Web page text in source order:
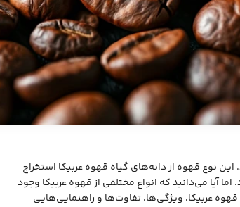
نوع قهوه از دانه‌های گیاه قهوه عربیکا استخراج
آیا می‌دانید که انواع مختلفی از قهوه عربیکا وجود
عربیکا، ویژگی‌ها، تفاوت‌ها و راهنمایی‌هایی